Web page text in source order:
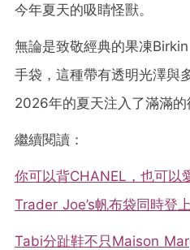
今年夏天的吸睛怪獸。
無論是致敬經典的果凍
手袋，這種帶有透明光澤與
2026年的夏天注入了滿滿的
繼續閱讀：
你可以背CHANEL，也可以
Trader Joe’s帆布袋同時登
Tabi分趾鞋不只Maison